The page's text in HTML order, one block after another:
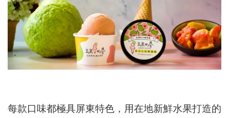
每款口味都極具屏東特色，用在地新鮮水果打造的